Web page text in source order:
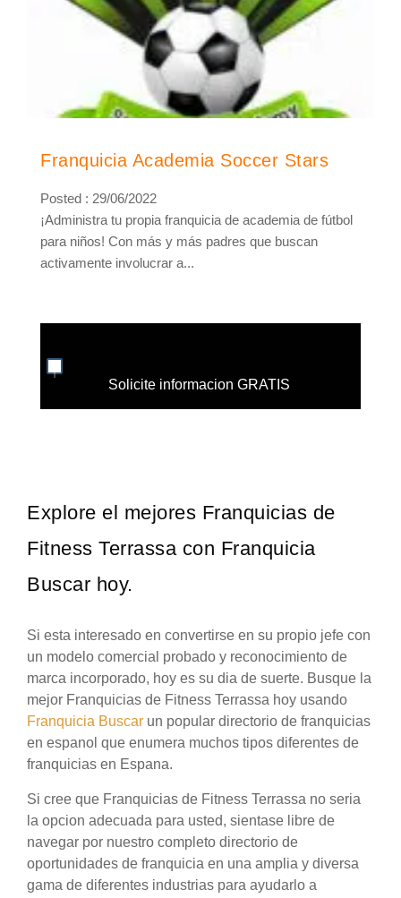
Franquicia Academia Soccer Stars
Posted : 29/06/2022
¡Administra tu propia franquicia de academia de fútbol
para niños! Con más y más padres que buscan
activamente involucrar a...
Solicite informacion GRATIS
Explore el mejores Franquicias de
Fitness Terrassa con Franquicia
Buscar hoy.
Si esta interesado en convertirse en su propio jefe con
un modelo comercial probado y reconocimiento de
marca incorporado, hoy es su dia de suerte. Busque la
mejor Franquicias de Fitness Terrassa hoy usando
Franquicia Buscar un popular directorio de franquicias
en espanol que enumera muchos tipos diferentes de
franquicias en Espana.
Si cree que Franquicias de Fitness Terrassa no seria
la opcion adecuada para usted, sientase libre de
navegar por nuestro completo directorio de
oportunidades de franquicia en una amplia y diversa
gama de diferentes industrias para ayudarlo a